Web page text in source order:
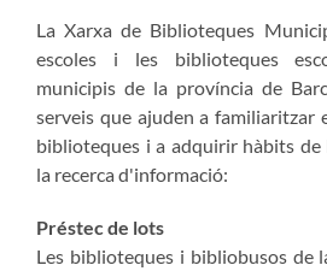
La Xarxa de Biblioteques
escoles i les biblioteques
municipis de la província de
serveis que ajuden a familiaritzar
biblioteques i a adquirir hàbits
la recerca d'informació:
Préstec de lots
Les biblioteques i bibliobusos de